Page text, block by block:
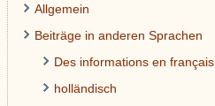
Allgemein
Beiträge in anderen Sprachen
Des informations en français
holländisch